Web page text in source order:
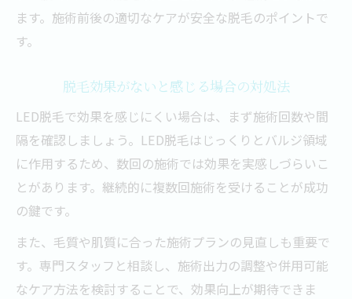
ます。施術前後の適切なケアが安全な脱毛のポイントで
す。
脱毛効果がないと感じる場合の対処法
LED脱毛で効果を感じにくい場合は、まず施術回数や間
隔を確認しましょう。LED脱毛はじっくりとバルジ領域
に作用するため、数回の施術では効果を実感しづらいこ
とがあります。継続的に複数回施術を受けることが成功
の鍵です。
また、毛質や肌質に合った施術プランの見直しも重要で
す。専門スタッフと相談し、施術出力の調整や併用可能
なケア方法を検討することで、効果向上が期待できま